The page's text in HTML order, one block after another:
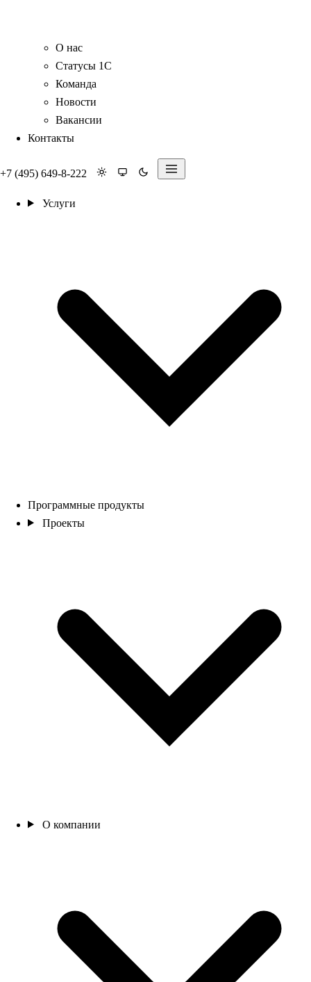
О нас
Статусы 1С
Команда
Новости
Вакансии
Контакты
+7 (495) 649-8-222
Услуги
Программные продукты
Проекты
О компании